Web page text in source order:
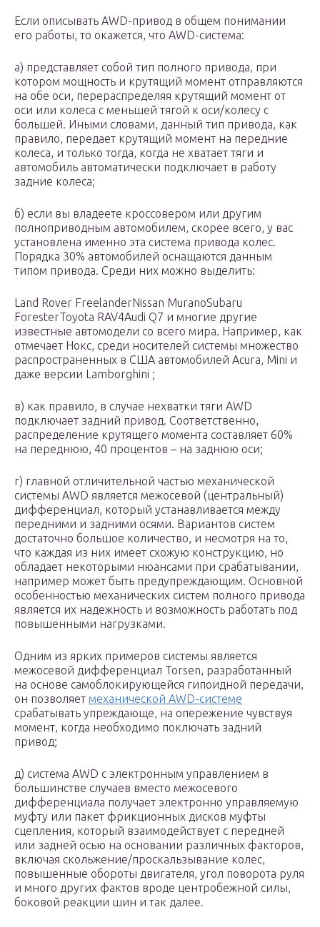
Если описывать AWD-привод в общем понимании
его работы, то окажется, что AWD-система:
а) представляет собой тип полного привода, при
котором мощность и крутящий момент отправляются
на обе оси, перераспределяя крутящий момент от
оси или колеса с меньшей тягой к оси/колесу с
большей. Иными словами, данный тип привода, как
правило, передает крутящий момент на передние
колеса, и только тогда, когда не хватает тяги и
автомобиль автоматически подключает в работу
задние колеса;
б) если вы владеете кроссовером или другим
полноприводным автомобилем, скорее всего, у вас
установлена именно эта система привода колес.
Порядка 30% автомобилей оснащаются данным
типом привода. Среди них можно выделить:
Land Rover FreelanderNissan MuranoSubaru
ForesterToyota RAV4Audi Q7 и многие другие
известные автомодели со всего мира. Например, как
отмечает Нокс, среди носителей системы множество
распространенных в США автомобилей Acura, Mini и
даже версии Lamborghini ;
в) как правило, в случае нехватки тяги AWD
подключает задний привод. Соответственно,
распределение крутящего момента составляет 60%
на переднюю, 40 процентов – на заднюю оси;
г) главной отличительной частью механической
системы AWD является межосевой (центральный)
дифференциал, который устанавливается между
передними и задними осями. Вариантов систем
достаточно большое количество, и несмотря на то,
что каждая из них имеет схожую конструкцию, но
обладает некоторыми нюансами при срабатывании,
например может быть предупреждающим. Основной
особенностью механических систем полного привода
является их надежность и возможность работать под
повышенными нагрузками.
Одним из ярких примеров системы является
межосевой дифференциал Torsen, разработанный
на основе самоблокирующейся гипоидной передачи,
он позволяет механической AWD-системе
срабатывать упреждающе, на опережение чувствуя
момент, когда необходимо поключать задний
привод;
д) система AWD с электронным управлением в
большинстве случаев вместо межосевого
дифференциала получает электронно управляемую
муфту или пакет фрикционных дисков муфты
сцепления, который взаимодействует с передней
или задней осью на основании различных факторов,
включая скольжение/проскальзывание колес,
повышенные обороты двигателя, угол поворота руля
и много других фактов вроде центробежной силы,
боковой реакции шин и так далее.